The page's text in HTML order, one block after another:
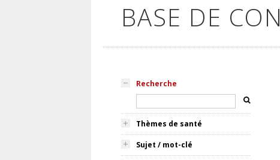
BASE DE
Recherche
Thèmes de santé
Sujet / mot-clé